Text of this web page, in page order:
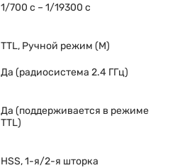
1/700 с – 1/19300 с
TTL, Ручной режим (M)
Да (радиосистема 2.4 ГГц)
Да (поддерживается в режиме
TTL)
HSS, 1-я/2-я шторка